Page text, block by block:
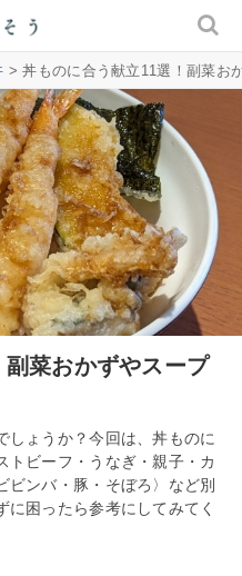
> 丼ものに合う献立11選！副菜お
菜おかずやスープ
しょうか？今回は、丼ものに
トビーフ・うなぎ・親子・カ
ビンバ・豚・そぼろ〉など別
困ったら参考にしてみてく